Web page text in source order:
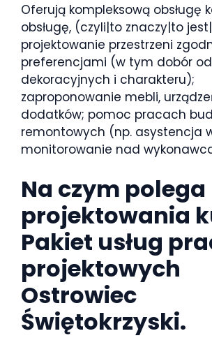
Oferują kompleksową obsługę
obsługę, (czyli|to znaczy|to
projektowanie przestrzeni
preferencjami (w tym dobór
dekoracyjnych i charakteru);
zaproponowanie mebli,
dodatków; pomoc pracach
remontowych (np. asystencja
monitorowanie nad
Na czym polega
projektowania
Pakiet usług
projektowych
Ostrowiec
Świętokrzyski.